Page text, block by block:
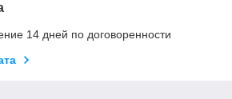
14 дней по договоренности